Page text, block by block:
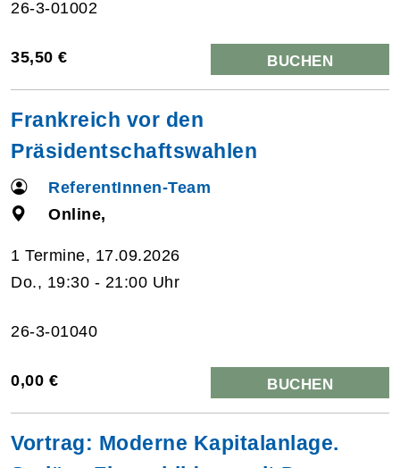
26-3-01002
35,50 € BUCHEN
Frankreich vor den
Präsidentschaftswahlen
ReferentInnen-Team
Online,
1 Termine, 17.09.2026
Do., 19:30 - 21:00 Uhr
26-3-01040
0,00 € BUCHEN
Vortrag: Moderne Kapitalanlage.